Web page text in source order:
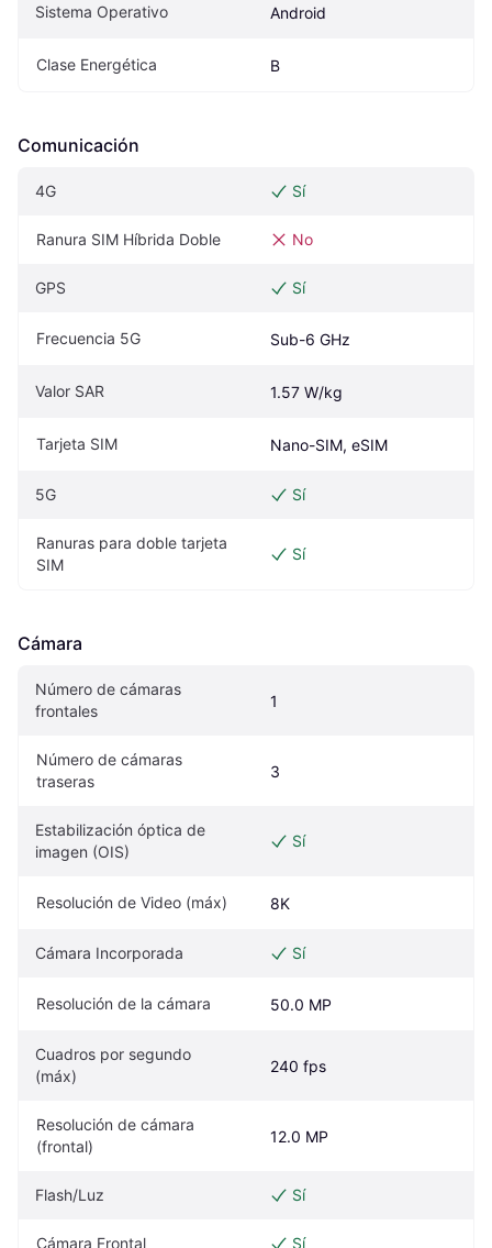
Sistema Operativo Android
Clase Energética B
Comunicación
4G Sí
Ranura SIM Híbrida Doble No
GPS Sí
Frecuencia 5G Sub-6 GHz
Valor SAR 1.57 W/kg
Tarjeta SIM Nano-SIM, eSIM
5G Sí
Ranuras para doble tarjeta
SIM
Sí
Cámara
Número de cámaras
frontales
1
Número de cámaras
traseras
3
Estabilización óptica de
imagen (OIS)
Sí
Resolución de Video (máx) 8K
Cámara Incorporada Sí
Resolución de la cámara 50.0 MP
Cuadros por segundo
(máx)
240 fps
Resolución de cámara
(frontal)
12.0 MP
Flash/Luz Sí
Cámara Frontal Sí